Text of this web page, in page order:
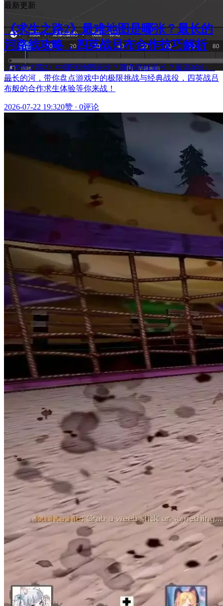
最新更新
《求生之路2》最难地图是哪张？最长的
河路线攻略，四英战吕布合作技巧解析
《求生之路2》中哪张地图最难？哪条路线最长？最高的山，
最长的河，带你盘点游戏中的极限挑战与经典战役，四英战吕
布般的合作求生体验等你来战！
2026-07-22 19:320赞 · 0评论